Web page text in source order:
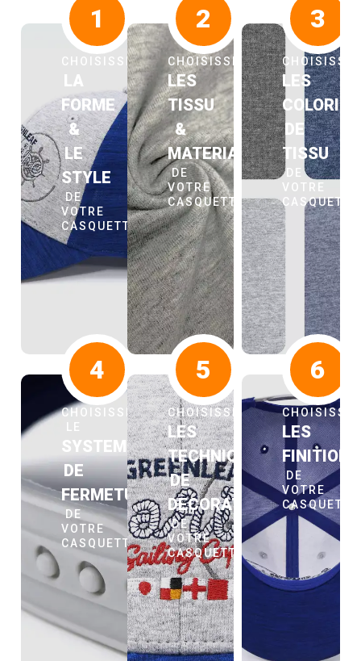
1
CHOISISSEZ
LA
FORME
&
LE
STYLE
DE
VOTRE
CASQUETTE
2
CHOISISSEZ
LES
TISSU
&
MATERIAUX
DE
VOTRE
CASQUETTE
3
LES
COLORIS
DE
TISSU
DE
VOTRE
4
CHOISISSEZ
LE
SYSTEME
DE
FERMETURE
DE
VOTRE
CASQUETTE
5
CHOISISSEZ
LES
TECHNIQUES
DE
DECORATION
DE
VOTRE
CASQUETTE
6
LES
DE
VOTRE